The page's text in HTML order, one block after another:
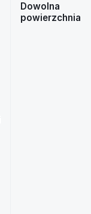
Dowolna
powierzchnia